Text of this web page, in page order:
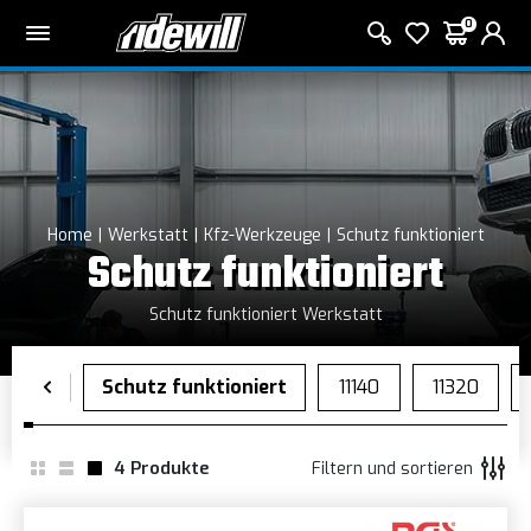
0
Home Werkstatt Kfz-Werkzeuge Schutz funktioniert
Schutz funktioniert
Schutz funktioniert Werkstatt
4 Produkte Filtern und sortieren